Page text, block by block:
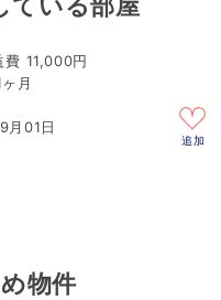
11,000円
月
月01日
追加
物件